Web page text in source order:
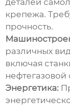
деталей
крепежа.
прочность.
различных
включая
нефтегазовой
Энергетика: